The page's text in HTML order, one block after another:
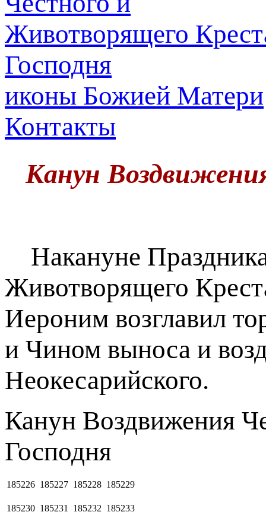
иконы Божией Матери
Контакты
Канун
Накануне
Животворящего
Иероним возглавил
и Чином выноса и
Неокесарийского.
Канун Воздвижения
Господня
185226 185227 185228 185229
185230 185231 185232 185233